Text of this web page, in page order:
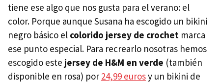
tiene ese algo que nos gusta para el verano: el
color. Porque aunque Susana ha escogido un bikini
negro básico el colorido jersey de crochet marca
ese punto especial. Para recrearlo nosotras hemos
escogido este jersey de H&M en verde (también
disponible en rosa) por 24,99 eurosy un bikini de